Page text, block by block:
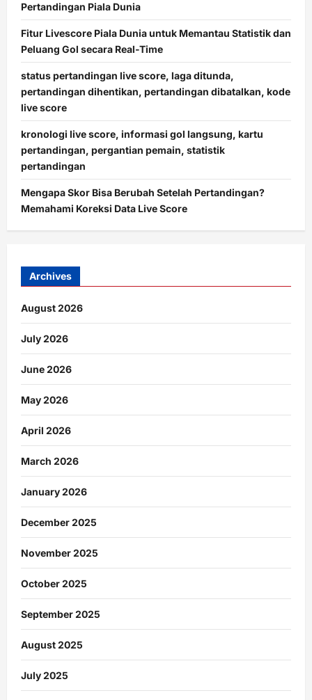
Pertandingan Piala Dunia
Fitur Livescore Piala Dunia untuk Memantau Statistik dan
Peluang Gol secara Real-Time
status pertandingan live score, laga ditunda,
pertandingan dihentikan, pertandingan dibatalkan, kode
live score
kronologi live score, informasi gol langsung, kartu
pertandingan, pergantian pemain, statistik
pertandingan
Mengapa Skor Bisa Berubah Setelah Pertandingan?
Memahami Koreksi Data Live Score
Archives
August 2026
July 2026
June 2026
May 2026
April 2026
March 2026
January 2026
December 2025
November 2025
October 2025
September 2025
August 2025
July 2025